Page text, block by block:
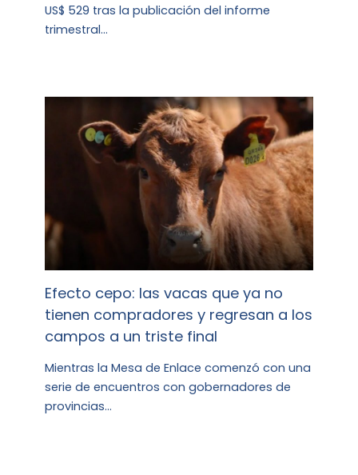
US$ 529 tras la publicación del informe
trimestral…
Efecto cepo: las vacas que ya no
tienen compradores y regresan a los
campos a un triste final
Mientras la Mesa de Enlace comenzó con una
serie de encuentros con gobernadores de
provincias…